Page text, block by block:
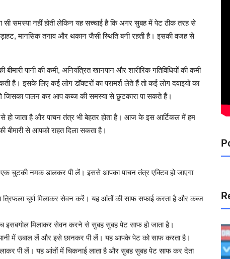
सी समस्या नहीं होती लेकिन यह सच्चाई है कि अगर सुबह में पेट ठीक तरह से
मानसिक तनाव और थकान जैसी स्थिति बनी रहती है। इसकी वजह से
पानी की कमी, अनियंत्रित खानपान और शारीरिक गतिविधियों की कमी
है। इसके लिए कई लोग डॉक्टरों का परामर्श लेते हैं तो कई लोग दवाइयों का
पालन कर आप कब्ज की समस्या से छुटकारा पा सकते हैं।
जाता है और पाचन तंत्र भी बेहतर होता है। आज के इस आर्टिकल में हम
से आपको राहत दिला सकता है।
चुटकी नमक डालकर पी लें। इससे आपका पाचन तंत्र एक्टिव हो जाएगा
त्रिफला चूर्ण मिलाकर सेवन करें। यह आंतों की साफ सफाई करता है और कब्ज
इसबगोल मिलाकर सेवन करने से सुबह सुबह पेट साफ हो जाता है।
में उबाल लें और इसे छानकर पी लें। यह आपके पेट को साफ करता है।
पी लें। यह आंतों में चिकनाई लाता है और सुबह सुबह पेट साफ कर देता